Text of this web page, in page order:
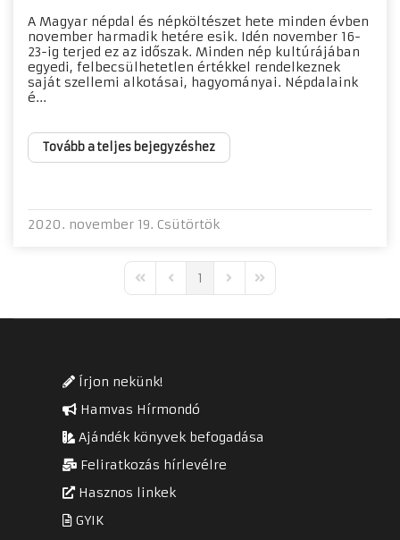
​A Magyar népdal és népköltészet hete minden évben
november harmadik hetére esik. Idén november 16-
23-ig terjed ez az időszak. Minden nép kultúrájában
egyedi, felbecsülhetetlen értékkel rendelkeznek
saját szellemi alkotásai, hagyományai. Népdalaink
é...
Tovább a teljes bejegyzéshez
2020. november 19. Csütörtök
First PagePrevious Page
1 Next PageLast Page
Írjon nekünk!
Hamvas Hírmondó
Ajándék könyvek befogadása
Feliratkozás hírlevélre
Hasznos linkek
GYIK